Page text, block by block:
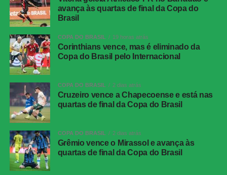
Marçal, Alex Telles; Huguinho (Santi
Rodríguez), Medina, Montoro; Lucas Villalba
Arthur Cabral (Kadir)
Técnico
Franclim Carvalho
Vitória
Lucas Arcanjo; Jamerson, Cacá, Luan Cândido,
Ramon; Baralhas, Emmanuel Martínez
(Caique), Zé Vitor (Pochettino); Erick (Mateus
Técnico
Jair Ventura
COMENTE ABAIXO:
avança às quartas de final da Copa do
Brasil
COPA DO BRASIL 19 horas atrás
Corinthians vence, mas é eliminado da
Copa do Brasil pelo Internacional
COPA DO BRASIL 2 dias atrás
Cruzeiro vence a Chapecoense e está nas
quartas de final da Copa do Brasil
COPA DO BRASIL 2 dias atrás
Grêmio vence o Mirassol e avança às
quartas de final da Copa do Brasil